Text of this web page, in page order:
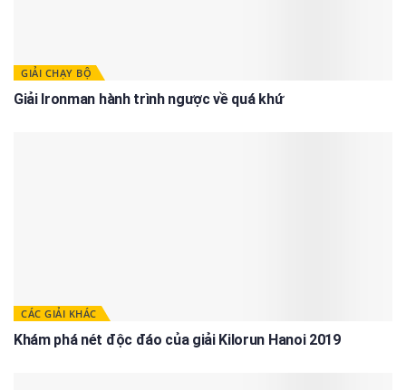
GIẢI CHẠY BỘ
Giải Ironman hành trình ngược về quá khứ
CÁC GIẢI KHÁC
Khám phá nét độc đáo của giải Kilorun Hanoi 2019